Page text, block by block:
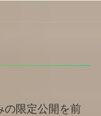
の限定公開を前